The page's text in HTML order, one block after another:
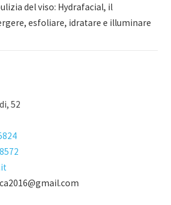
del viso: Hydrafacial, il
esfoliare, idratare e illuminare
52